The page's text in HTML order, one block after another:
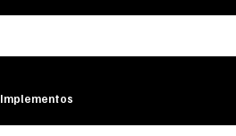
Implementos